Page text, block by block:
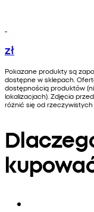
zł
Pokazane produkty są
dostępne w sklepach.
dostępnością produktów
lokalizacjach). Zdjęcia
różnić się od